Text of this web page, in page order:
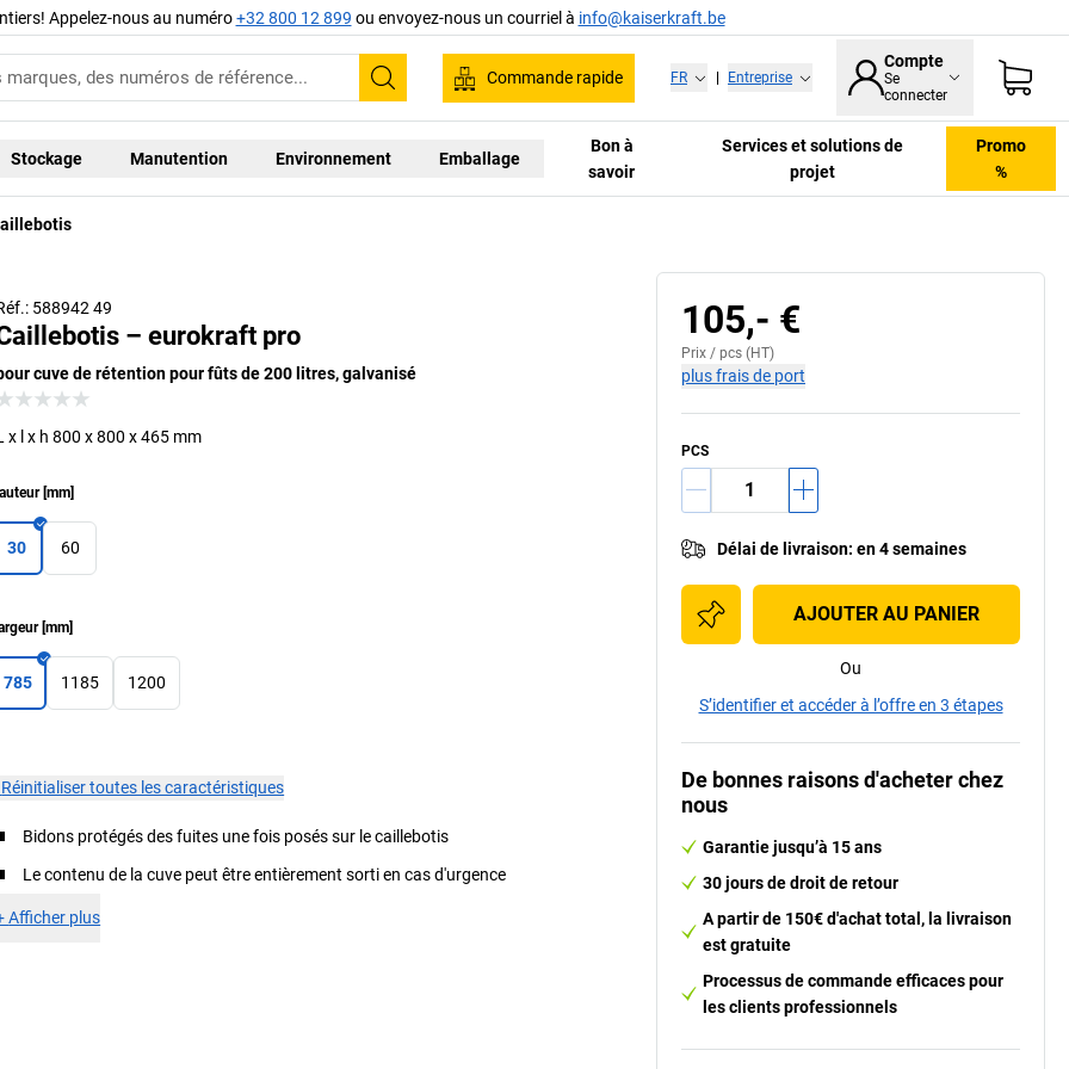
Appelez-nous au numéro+32 800 12 899 ou envoyez-nous un courriel à info@kaiserkraft.be
Recherche
Commande rapide FR Entreprise
Compte
Se
connecter
Stockage Manutention Environnement Emballage
Bon à
savoir
Services et solutions de
projet
Promo
%
588942 49
– eurokraft pro
cuve de rétention pour fûts de 200 litres, galvanisé
x l x h 800 x 800 x 465 mm
[mm]
30 60
[mm]
785 1185 1200
Réinitialiser toutes les caractéristiques
Bidons protégés des fuites une fois posés sur le caillebotis
Le contenu de la cuve peut être entièrement sorti en cas d'urgence
Afficher plus
105,- €
Prix / pcs (HT)
plus frais de port
PCS
Délai de livraison: en 4 semaines
AJOUTER AU PANIER
Ou
S’identifier et accéder à l’offre en 3 étapes
De bonnes raisons d'acheter chez
nous
Garantie jusqu’à 15 ans
30 jours de droit de retour
A partir de 150€ d'achat total, la livraison
est gratuite
Processus de commande efficaces pour
les clients professionnels